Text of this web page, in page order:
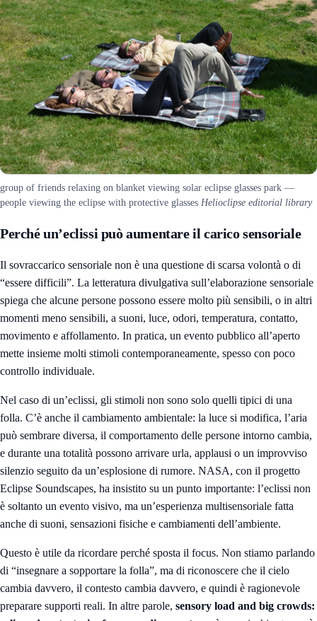
group of friends relaxing on blanket viewing solar eclipse glasses park —
people viewing the eclipse with protective glasses Helioclipse editorial library
Perché un’eclissi può aumentare il carico sensoriale
Il sovraccarico sensoriale non è una questione di scarsa volontà o di
“essere difficili”. La letteratura divulgativa sull’elaborazione sensoriale
spiega che alcune persone possono essere molto più sensibili, o in altri
momenti meno sensibili, a suoni, luce, odori, temperatura, contatto,
movimento e affollamento. In pratica, un evento pubblico all’aperto
mette insieme molti stimoli contemporaneamente, spesso con poco
controllo individuale.
Nel caso di un’eclissi, gli stimoli non sono solo quelli tipici di una
folla. C’è anche il cambiamento ambientale: la luce si modifica, l’aria
può sembrare diversa, il comportamento delle persone intorno cambia,
e durante una totalità possono arrivare urla, applausi o un improvviso
silenzio seguito da un’esplosione di rumore. NASA, con il progetto
Eclipse Soundscapes, ha insistito su un punto importante: l’eclissi non
è soltanto un evento visivo, ma un’esperienza multisensoriale fatta
anche di suoni, sensazioni fisiche e cambiamenti dell’ambiente.
Questo è utile da ricordare perché sposta il focus. Non stiamo parlando
di “insegnare a sopportare la folla”, ma di riconoscere che il cielo
cambia davvero, il contesto cambia davvero, e quindi è ragionevole
preparare supporti reali. In altre parole, sensory load and big crowds: